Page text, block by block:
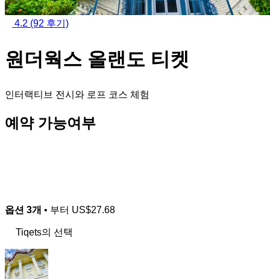
4.2 (92 후기)
원더웍스 올랜도 티켓
인터랙티브 전시와 로프 코스 체험
예약 가능여부
옵션 3개 • 부터 US$27.68
Tiqets의 선택